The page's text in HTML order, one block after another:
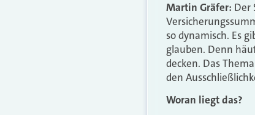
Martin Gräfer: Der
so dynamisch. Es
glauben. Denn
decken. Das
den
Woran liegt das?